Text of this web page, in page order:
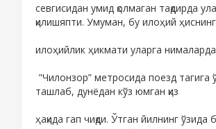
севгисидан умид қолмаган тақдирда
қилишяпти. Умуман, бу илоҳий ҳиснинг
илоҳийлик ҳикмати уларга
"Чилонзор” метросида поезд тагига
ташлаб, дунёдан кўз юмган қиз
ҳақида гап чиқди. Ўтган йилнинг ўзида